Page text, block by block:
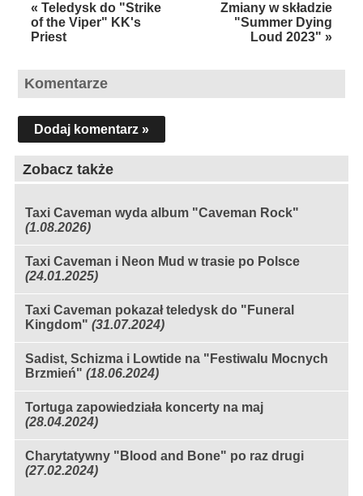
« Teledysk do "Strike
of the Viper" KK's
Priest
Zmiany w składzie
"Summer Dying
Loud 2023" »
Komentarze
Dodaj komentarz »
Zobacz także
Taxi Caveman wyda album "Caveman Rock"
(1.08.2026)
Taxi Caveman i Neon Mud w trasie po Polsce
(24.01.2025)
Taxi Caveman pokazał teledysk do "Funeral
Kingdom" (31.07.2024)
Sadist, Schizma i Lowtide na "Festiwalu Mocnych
Brzmień" (18.06.2024)
Tortuga zapowiedziała koncerty na maj
(28.04.2024)
Charytatywny "Blood and Bone" po raz drugi
(27.02.2024)